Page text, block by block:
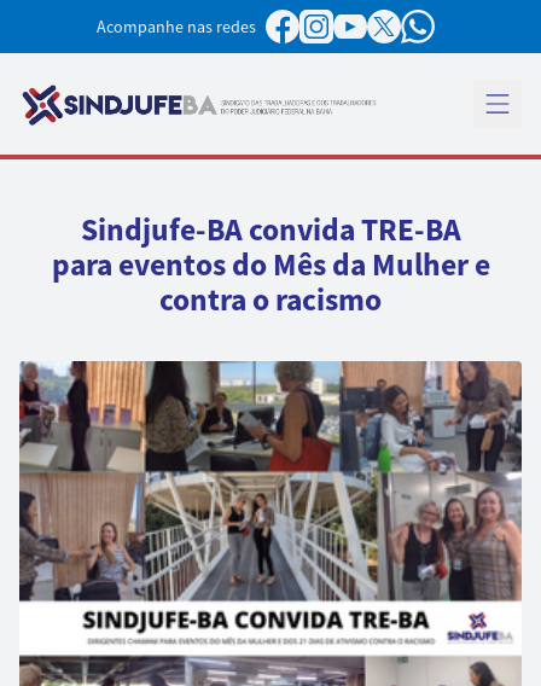
Acompanhe nas redes
Abrir
Sindjufe-BA convida TRE-BA
para eventos do Mês da Mulher e
contra o racismo